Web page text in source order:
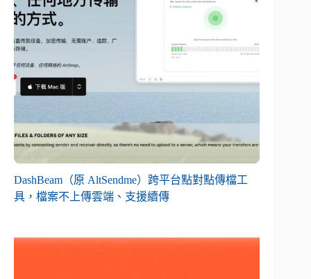
DashBeam（原 AltSendme）跨平台點對點傳檔工
具，檔案不上傳雲端、支援續傳